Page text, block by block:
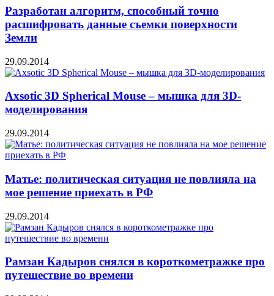
Разработан алгоритм, способный точно
расшифровать данные съемки поверхности
Земли
29.09.2014
Axsotic 3D Spherical Mouse – мышка для 3D-
моделирования
29.09.2014
Матье: политическая ситуация не повлияла на
мое решение приехать в РФ
29.09.2014
Рамзан Кадыров снялся в короткометражке про
путешествие во времени